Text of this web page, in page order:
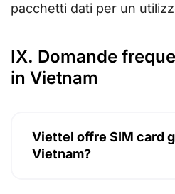
pacchetti dati per un
IX. Domande
in Vietnam
Viettel offre SIM card
Vietnam?